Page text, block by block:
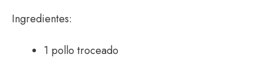
Ingredientes:
1 pollo troceado